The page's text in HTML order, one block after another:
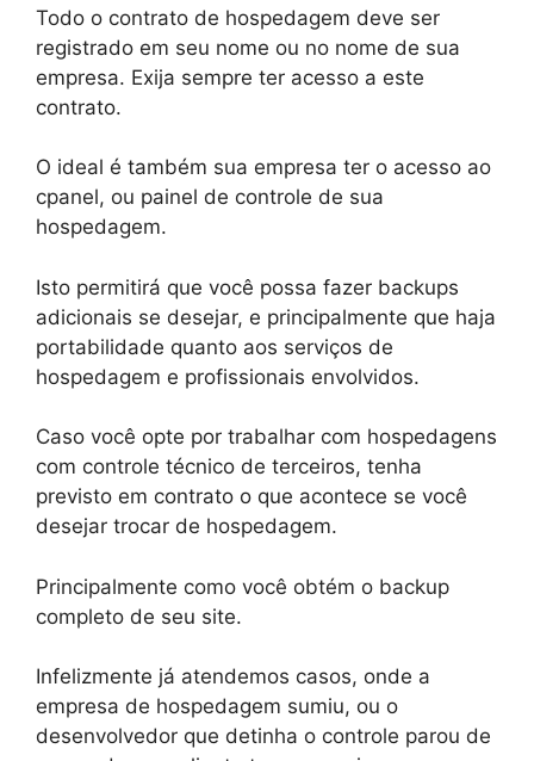
Todo o contrato de hospedagem deve ser
registrado em seu nome ou no nome de sua
empresa. Exija sempre ter acesso a este
contrato.
O ideal é também sua empresa ter o acesso ao
cpanel, ou painel de controle de sua
hospedagem.
Isto permitirá que você possa fazer backups
adicionais se desejar, e principalmente que haja
portabilidade quanto aos serviços de
hospedagem e profissionais envolvidos.
Caso você opte por trabalhar com hospedagens
com controle técnico de terceiros, tenha
previsto em contrato o que acontece se você
desejar trocar de hospedagem.
Principalmente como você obtém o backup
completo de seu site.
Infelizmente já atendemos casos, onde a
empresa de hospedagem sumiu, ou o
desenvolvedor que detinha o controle parou de